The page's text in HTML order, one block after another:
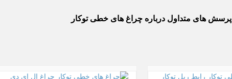
پرسش های متداول درباره چراغ های خطی توکار